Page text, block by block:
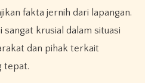
fakta jernih dari lapangan.
krusial dalam situasi
dan pihak terkait
tepat.